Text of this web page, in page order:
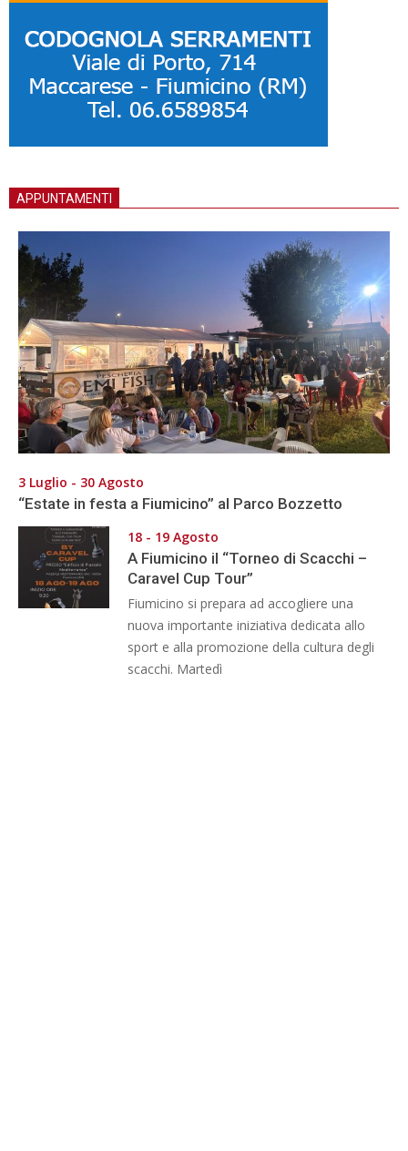
APPUNTAMENTI
3 Luglio - 30 Agosto
“Estate in festa a Fiumicino” al Parco Bozzetto
18 - 19 Agosto
A Fiumicino il “Torneo di Scacchi –
Caravel Cup Tour”
Fiumicino si prepara ad accogliere una
nuova importante iniziativa dedicata allo
sport e alla promozione della cultura degli
scacchi. Martedì